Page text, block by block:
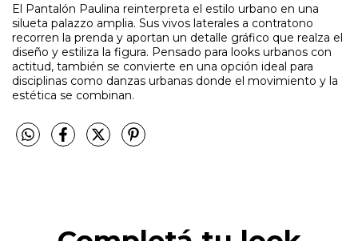
El Pantalón Paulina reinterpreta el estilo urbano en una
silueta palazzo amplia. Sus vivos laterales a contratono
recorren la prenda y aportan un detalle gráfico que realza el
diseño y estiliza la figura. Pensado para looks urbanos con
actitud, también se convierte en una opción ideal para
disciplinas como danzas urbanas donde el movimiento y la
estética se combinan.